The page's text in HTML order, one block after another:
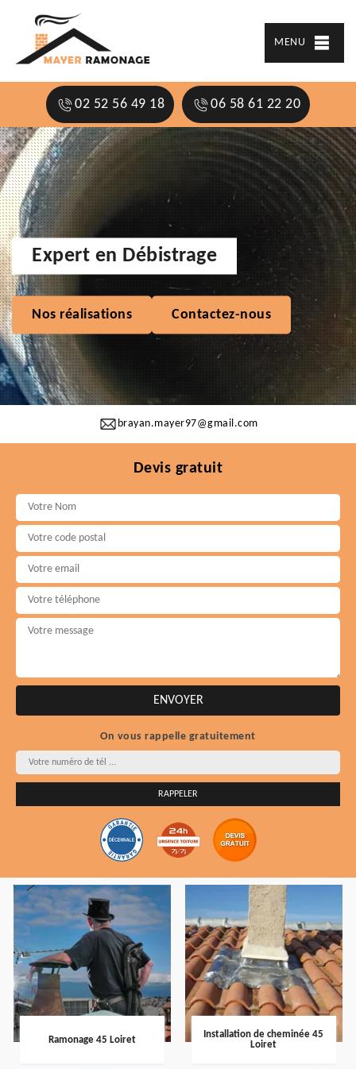
MENU
02 52 56 49 18 06 58 61 22 20
brayan.mayer97@gmail.com
Expert en Débistrage
Nos réalisations Contactez-nous
Devis gratuit
On vous rappelle gratuitement
Ramonage 45 Loiret
Installation de cheminée 45
Loiret